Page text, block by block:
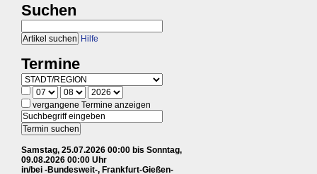
Suchen
Hilfe
Termine
vergangene Termine anzeigen
Samstag, 25.07.2026 00:00 bis Sonntag,
09.08.2026 00:00 Uhr
in/bei -Bundesweit-, Frankfurt-Gießen-